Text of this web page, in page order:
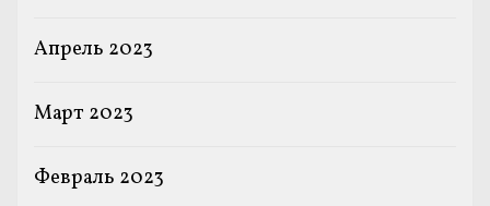
Апрель 2023
Март 2023
Февраль 2023